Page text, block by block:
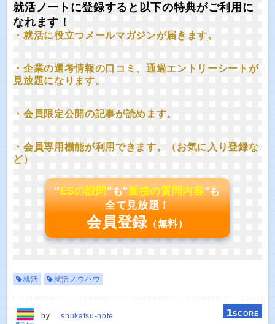
就活ノートに登録すると以下の特典がご利用に
なれます！
・就活に役立つメールマガジンが届きます。
・企業の選考情報の口コミ、通過エントリーシートが
見放題になります。
・会員限定公開の記事が読めます。
・会員専用機能が利用できます。（お気に入り登録な
ど）
"ESの設問"も"面接の質問内容"も
全て見放題！
会員登録 （無料）
就活 就活ノウハウ
by shukatsu-note 1SCORE